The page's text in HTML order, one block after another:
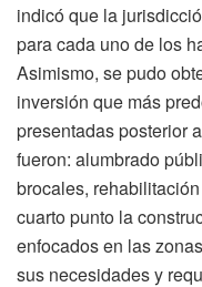
indicó que la
para cada uno de los
Asimismo, se pudo
inversión que más
presentadas posterior
fueron: alumbrado
brocales,
cuarto punto la
enfocados en las
sus necesidades y